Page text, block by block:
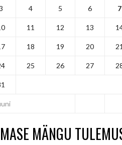
4 5 6 7
11 12 13
18 19 20 21
25 26 27
MÄNGU